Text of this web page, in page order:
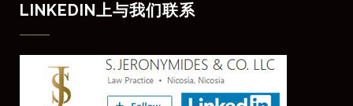
LINKEDIN上与我们联系